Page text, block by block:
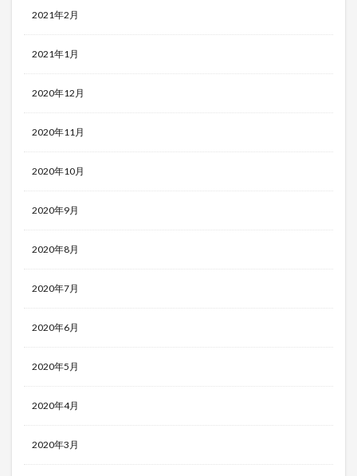
2021年2月
2021年1月
2020年12月
2020年11月
2020年10月
2020年9月
2020年8月
2020年7月
2020年6月
2020年5月
2020年4月
2020年3月